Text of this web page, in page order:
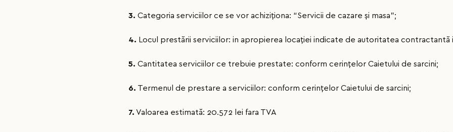
3. Categoria serviciilor ce se vor achiziţiona: “Servicii de cazare și masa”;
4. Locul prestării serviciilor: in apropierea locaţiei indicate de autoritatea contractantă
5. Cantitatea serviciilor ce trebuie prestate: conform cerințelor Caietului de sarcini;
6. Termenul de prestare a serviciilor: conform cerințelor Caietului de sarcini;
7. Valoarea estimată: 20.572 lei fara TVA